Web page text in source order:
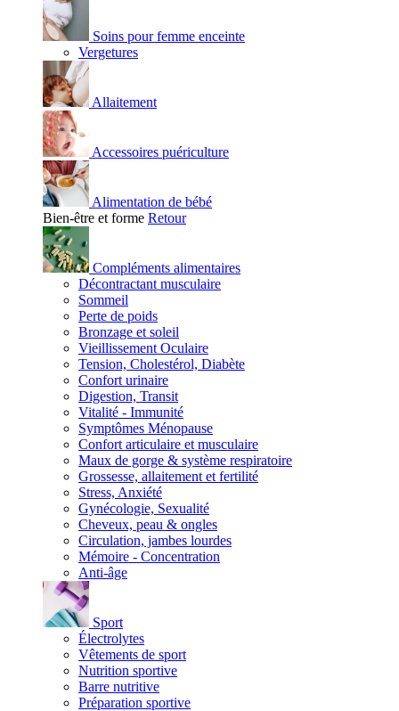
Soins pour femme enceinte
Vergetures
Allaitement
Accessoires puériculture
Alimentation de bébé
Bien-être et forme Retour
Compléments alimentaires
Décontractant musculaire
Sommeil
Perte de poids
Bronzage et soleil
Vieillissement Oculaire
Tension, Cholestérol, Diabète
Confort urinaire
Digestion, Transit
Vitalité - Immunité
Symptômes Ménopause
Confort articulaire et musculaire
Maux de gorge & système respiratoire
Grossesse, allaitement et fertilité
Stress, Anxiété
Gynécologie, Sexualité
Cheveux, peau & ongles
Circulation, jambes lourdes
Mémoire - Concentration
Anti-âge
Sport
Électrolytes
Vêtements de sport
Nutrition sportive
Barre nutritive
Préparation sportive